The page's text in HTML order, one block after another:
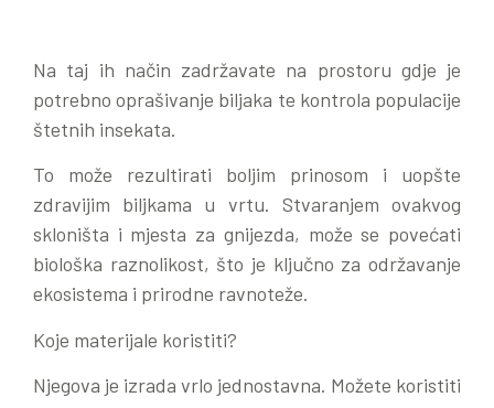
Na taj ih način zadržavate na prostoru gdje je
potrebno oprašivanje biljaka te kontrola populacije
štetnih insekata.
To može rezultirati boljim prinosom i uopšte
zdravijim biljkama u vrtu. Stvaranjem ovakvog
skloništa i mjesta za gnijezda, može se povećati
biološka raznolikost, što je ključno za održavanje
ekosistema i prirodne ravnoteže.
Koje materijale koristiti?
Njegova je izrada vrlo jednostavna. Možete koristiti